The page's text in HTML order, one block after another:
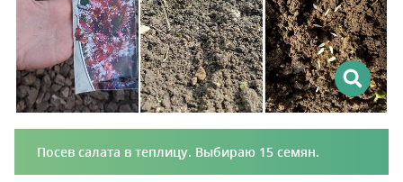
Посев салата в теплицу. Выбираю 15 семян.